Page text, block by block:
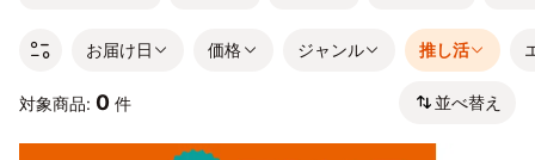
お届け日 価格 ジャンル 推し活
対象商品: 0 件 並べ替え